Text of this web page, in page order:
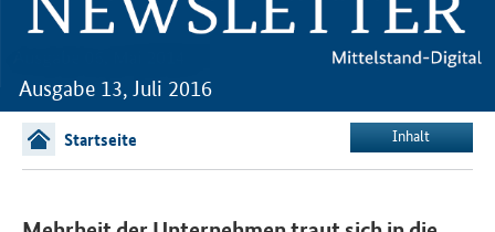
Ausgabe 13, Juli 2016
Startseite Inhalt